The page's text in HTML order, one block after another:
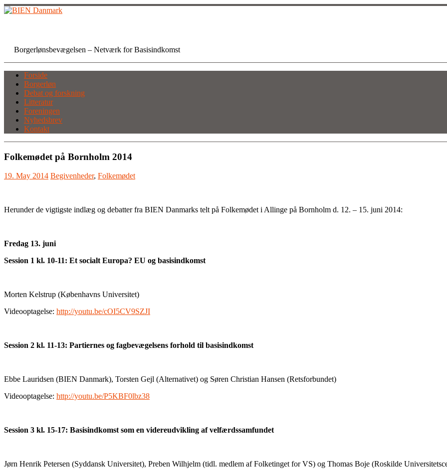
Skip
to
Borgerlønsbevægelsen – Netværk for Basisindkomst
Forside
Borgerløn
Debat og forskning
Litteratur
Foreningen
Nyhedsbrev
Kontakt
Folkemødet på Bornholm 2014
19. May 2014 Begivenheder, Folkemødet
Herunder de vigtigste indlæg og debatter fra BIEN Danmarks telt på Folkemødet i Allinge på Bornholm d. 12. – 15. juni 2014:
Fredag 13. juni
Session 1 kl. 10-11: Et socialt Europa? EU og basisindkomst
Morten Kelstrup (Københavns Universitet)
Videooptagelse: http://youtu.be/cOI5CV9SZJI
Session 2 kl. 11-13: Partiernes og fagbevægelsens forhold til basisindkomst
Ebbe Lauridsen (BIEN Danmark), Torsten Gejl (Alternativet) og Søren Christian Hansen (Retsforbundet)
Videooptagelse: http://youtu.be/P5KBF0lbz38
Session 3 kl. 15-17: Basisindkomst som en videreudvikling af velfærdssamfundet
Jørn Henrik Petersen (Syddansk Universitet), Preben Wilhjelm (tidl. medlem af Folketinget for VS) og Thomas Boje (Roskilde